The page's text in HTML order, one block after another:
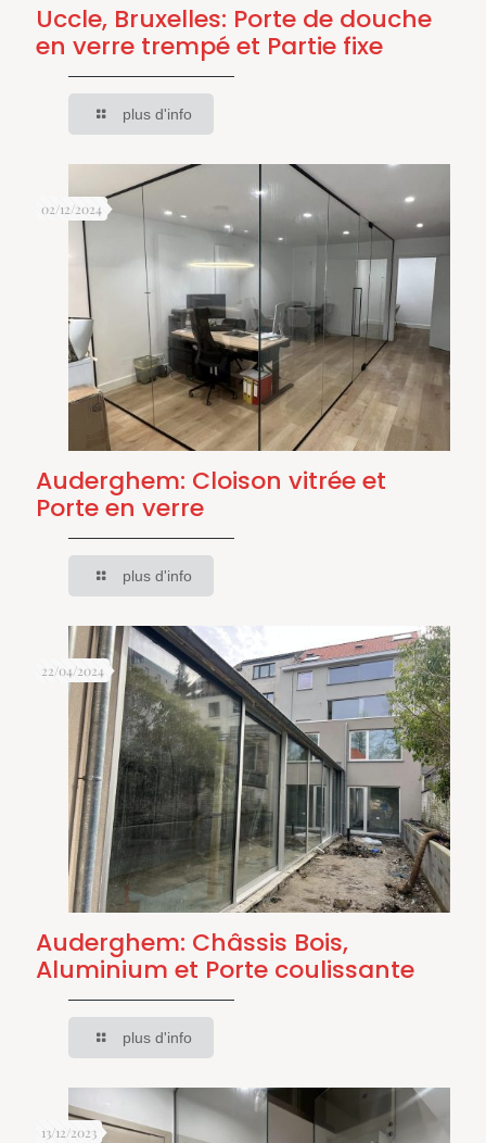
Uccle, Bruxelles: Porte de douche
en verre trempé et Partie fixe
plus d'info
02/12/2024
Auderghem: Cloison vitrée et
Porte en verre
plus d'info
22/04/2024
Auderghem: Châssis Bois,
Aluminium et Porte coulissante
plus d'info
13/12/2023